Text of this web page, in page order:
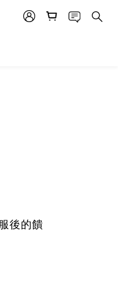
後的饋